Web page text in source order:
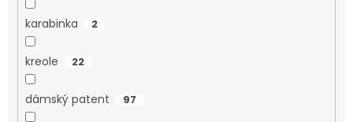
karabinka 2
kreole 22
dámský patent 97